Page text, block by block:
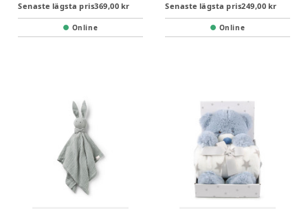
Senaste lägsta pris369,00 kr
Online
Senaste lägsta pris249,00 kr
Online